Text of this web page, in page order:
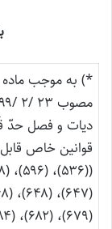
دیات و فصل حدّ
قوانین خاص